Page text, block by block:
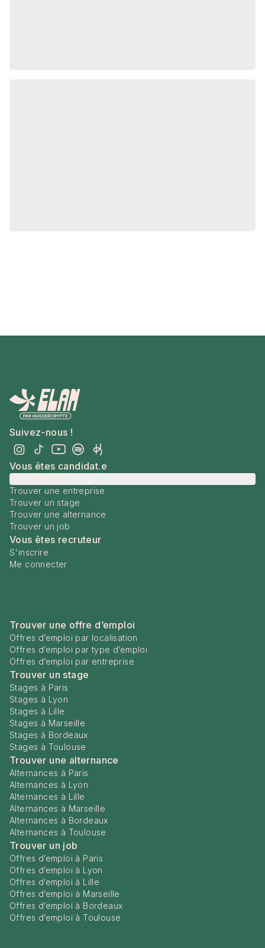
Suivez-nous !
Vous êtes candidat.e
Trouver une entreprise
Trouver un stage
Trouver une alternance
Trouver un job
Vous êtes recruteur
S'inscrire
Me connecter
Trouver une offre d’emploi
Offres d’emploi par localisation
Offres d’emploi par type d’emploi
Offres d’emploi par entreprise
Trouver un stage
Stages à Paris
Stages à Lyon
Stages à Lille
Stages à Marseille
Stages à Bordeaux
Stages à Toulouse
Trouver une alternance
Alternances à Paris
Alternances à Lyon
Alternances à Lille
Alternances à Marseille
Alternances à Bordeaux
Alternances à Toulouse
Trouver un job
Offres d’emploi à Paris
Offres d’emploi à Lyon
Offres d’emploi à Lille
Offres d’emploi à Marseille
Offres d’emploi à Bordeaux
Offres d’emploi à Toulouse